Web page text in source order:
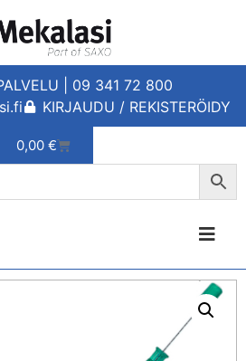
| 09 341 72 800
KIRJAUDU / REKISTERÖIDY
0,00 €